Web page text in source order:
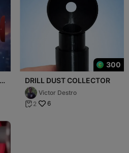
300
DRILL DUST COLLECTOR
Victor Destro
 2 6